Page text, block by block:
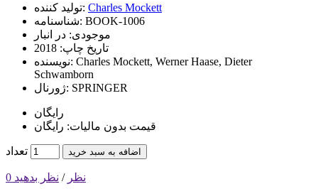
تولید کننده: Charles Mockett
شناسنامه: BOOK-1006
موجودی: در انبار
تاریخ چاپ: 2018
نویسنده: Charles Mockett, Werner Haase, Dieter
Schwamborn
ژورنال: SPRINGER
رایگان
قیمت بدون مالیات: رایگان
تعداد اضافه به سبد خرید
0 نظر / نظر بدهید